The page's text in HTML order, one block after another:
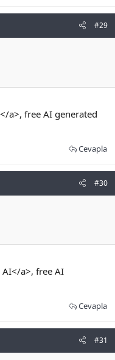
#29
a>, free AI generated
Cevapla
#30
a>, free AI
Cevapla
#31